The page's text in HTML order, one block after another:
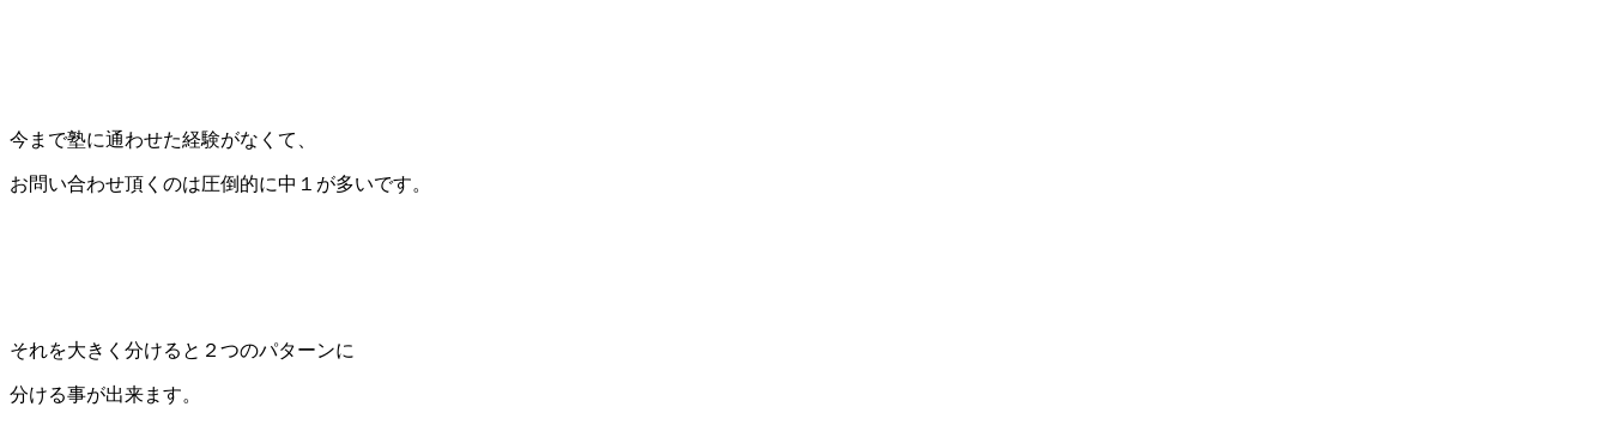
今まで塾に通わせた経験がなくて、
お問い合わせ頂くのは圧倒的に中１が多いです。
それを大きく分けると２つのパターンに
分ける事が出来ます。